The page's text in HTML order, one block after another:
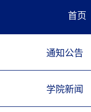
首页
通知公告
学院新闻